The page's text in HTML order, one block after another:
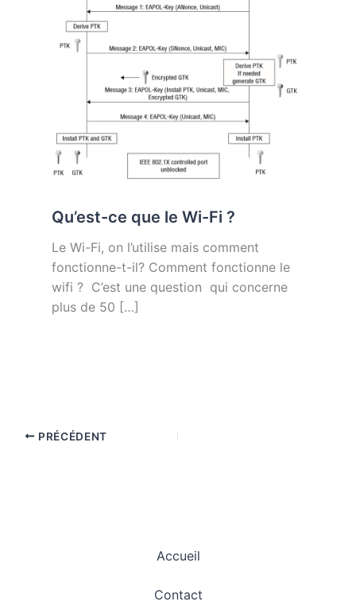
Qu’est-ce que le Wi-Fi ?
Le Wi-Fi, on l’utilise mais comment
fonctionne-t-il? Comment fonctionne le
wifi ? C’est une question qui concerne
plus de 50 […]
PRÉCÉDENT
Accueil
Contact